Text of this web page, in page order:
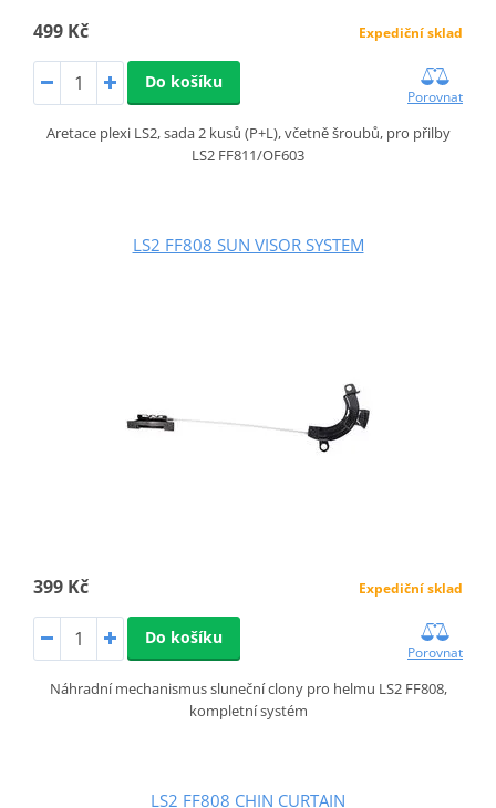
499 Kč Expediční sklad
Do košíku
Porovnat
Aretace plexi LS2, sada 2 kusů (P+L), včetně šroubů, pro přilby
LS2 FF811/OF603
LS2 FF808 SUN VISOR SYSTEM
399 Kč Expediční sklad
Do košíku
Porovnat
Náhradní mechanismus sluneční clony pro helmu LS2 FF808,
kompletní systém
LS2 FF808 CHIN CURTAIN